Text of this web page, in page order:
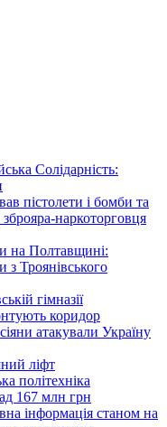
Солідарність:
пістолети і бомби та
наркоторговця
на Полтавщині:
з Троянівського
гімназії
коридор
атакували Україну
ліфт
політехніка
167 млн грн
інформація станом на